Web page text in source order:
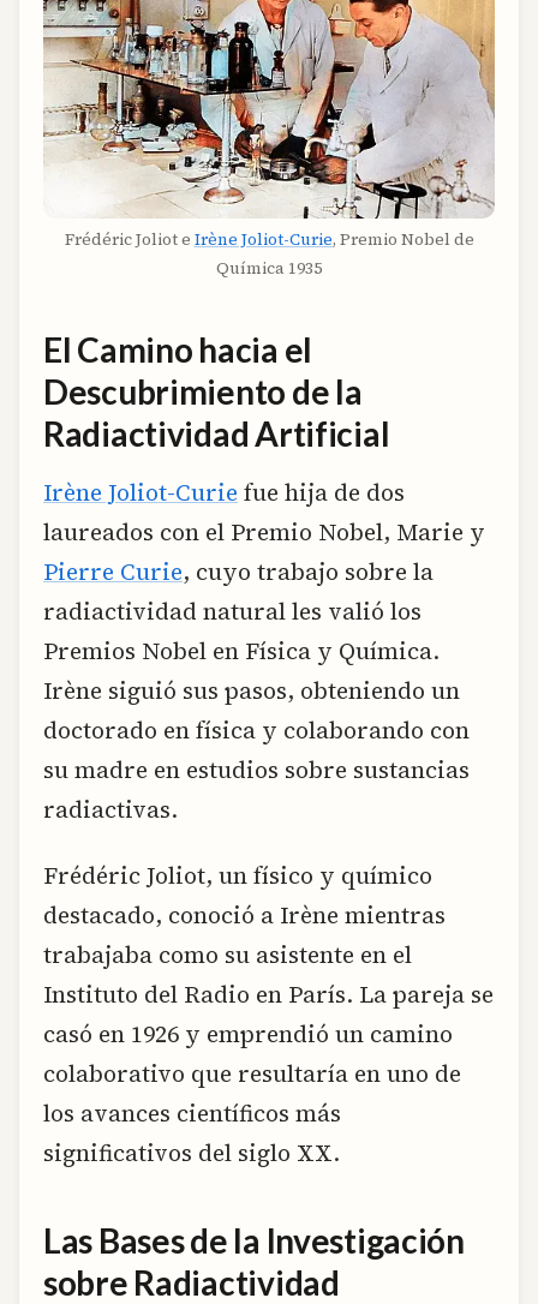
Frédéric Joliot e Irène Joliot-Curie, Premio Nobel de
Química 1935
El Camino hacia el
Descubrimiento de la
Radiactividad Artificial
Irène Joliot-Curie fue hija de dos
laureados con el Premio Nobel, Marie y
Pierre Curie, cuyo trabajo sobre la
radiactividad natural les valió los
Premios Nobel en Física y Química.
Irène siguió sus pasos, obteniendo un
doctorado en física y colaborando con
su madre en estudios sobre sustancias
radiactivas.
Frédéric Joliot, un físico y químico
destacado, conoció a Irène mientras
trabajaba como su asistente en el
Instituto del Radio en París. La pareja se
casó en 1926 y emprendió un camino
colaborativo que resultaría en uno de
los avances científicos más
significativos del siglo XX.
Las Bases de la Investigación
sobre Radiactividad